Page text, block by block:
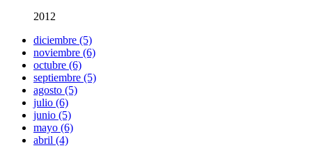
2012
diciembre (5)
noviembre (6)
octubre (6)
septiembre (5)
agosto (5)
julio (6)
junio (5)
mayo (6)
abril (4)